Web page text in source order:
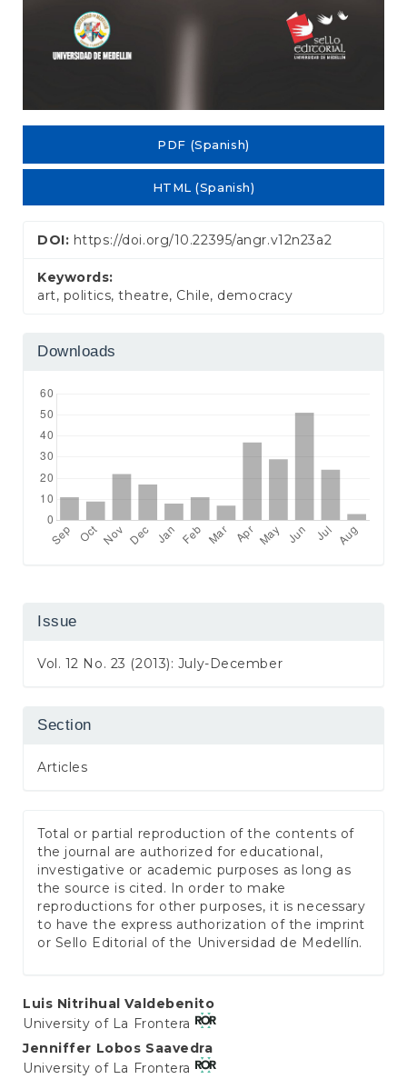
PDF (Spanish)
HTML (Spanish)
DOI: https://doi.org/10.22395/angr.v12n23a2
Keywords:
art, politics, theatre, Chile, democracy
Downloads
Issue
Vol. 12 No. 23 (2013): July-December
Section
Articles
Total or partial reproduction of the contents of
the journal are authorized for educational,
investigative or academic purposes as long as
the source is cited. In order to make
reproductions for other purposes, it is necessary
to have the express authorization of the imprint
or Sello Editorial of the Universidad de Medellín.
Main
Article
Content
Luis Nitrihual Valdebenito
University of La Frontera
Jenniffer Lobos Saavedra
University of La Frontera